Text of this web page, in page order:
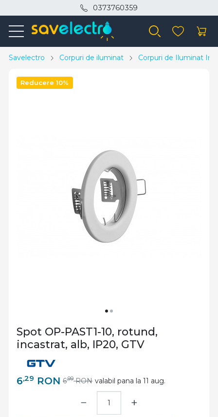
0373760359
Savelectro Corpuri de iluminat Corpuri de Iluminat
Reducere 10%
Spot OP-PAST1-10, rotund,
incastrat, alb, IP20, GTV
6,29 RON 6,99 RON valabil pana la 11 aug.
− +